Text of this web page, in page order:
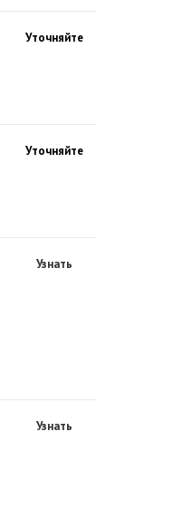
Уточняйте
Уточняйте
Узнать
Узнать